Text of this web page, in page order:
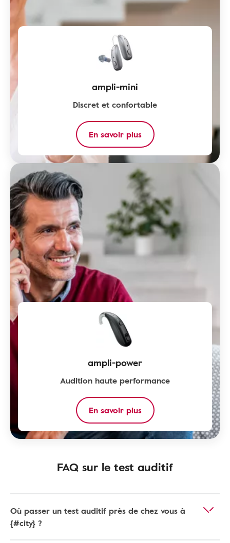
ampli-mini
Discret et confortable
En savoir plus
ampli-power
Audition haute performance
En savoir plus
FAQ sur le test auditif
Où passer un test auditif près de chez vous à
{#city} ?